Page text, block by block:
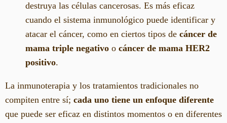
destruya las células cancerosas. Es más eficaz
cuando el sistema inmunológico puede identificar y
atacar el cáncer, como en ciertos tipos de cáncer de
mama triple negativo o cáncer de mama HER2
positivo.
La inmunoterapia y los tratamientos tradicionales no
compiten entre sí; cada uno tiene un enfoque diferente
que puede ser eficaz en distintos momentos o en diferentes